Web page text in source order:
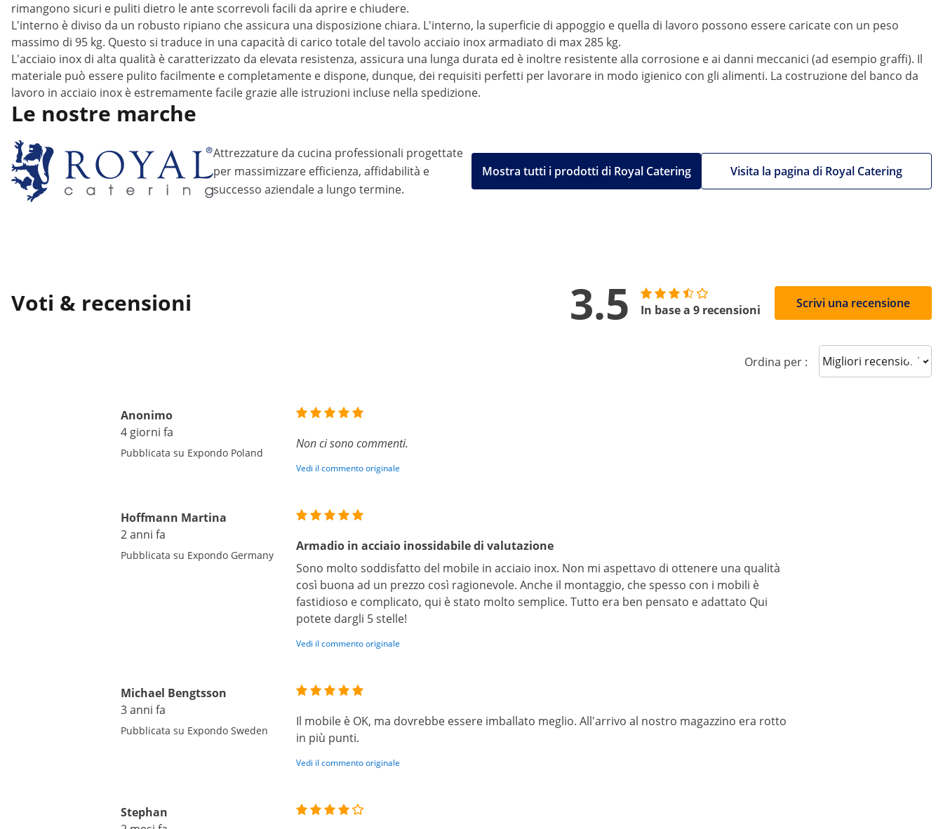
rimangono sicuri e puliti dietro le ante scorrevoli facili da aprire e chiudere.
L'interno è diviso da un robusto ripiano che assicura una disposizione chiara. L'interno, la superficie di appoggio e quella di lavoro possono essere caricate con un peso
massimo di 95 kg. Questo si traduce in una capacità di carico totale del tavolo acciaio inox armadiato di max 285 kg.
L'acciaio inox di alta qualità è caratterizzato da elevata resistenza, assicura una lunga durata ed è inoltre resistente alla corrosione e ai danni meccanici (ad esempio graffi). Il
materiale può essere pulito facilmente e completamente e dispone, dunque, dei requisiti perfetti per lavorare in modo igienico con gli alimenti. La costruzione del banco da
lavoro in acciaio inox è estremamente facile grazie alle istruzioni incluse nella spedizione.
Le nostre marche
Attrezzature da cucina professionali progettate
per massimizzare efficienza, affidabilità e
successo aziendale a lungo termine.
Visita la pagina di Royal Catering
Mostra tutti i prodotti di Royal Catering
Voti & recensioni 3.5 In base a 9 recensioni Scrivi una recensione
Ordina per : Sort reviews
Anonimo
4 giorni fa
Pubblicata su Expondo Poland
Non ci sono commenti.
Vedi il commento originale
Hoffmann Martina
2 anni fa
Pubblicata su Expondo Germany
Armadio in acciaio inossidabile di valutazione
Sono molto soddisfatto del mobile in acciaio inox. Non mi aspettavo di ottenere una qualità
così buona ad un prezzo così ragionevole. Anche il montaggio, che spesso con i mobili è
fastidioso e complicato, qui è stato molto semplice. Tutto era ben pensato e adattato Qui
potete dargli 5 stelle!
Vedi il commento originale
Michael Bengtsson
3 anni fa
Pubblicata su Expondo Sweden
Il mobile è OK, ma dovrebbe essere imballato meglio. All'arrivo al nostro magazzino era rotto
in più punti.
Vedi il commento originale
Stephan